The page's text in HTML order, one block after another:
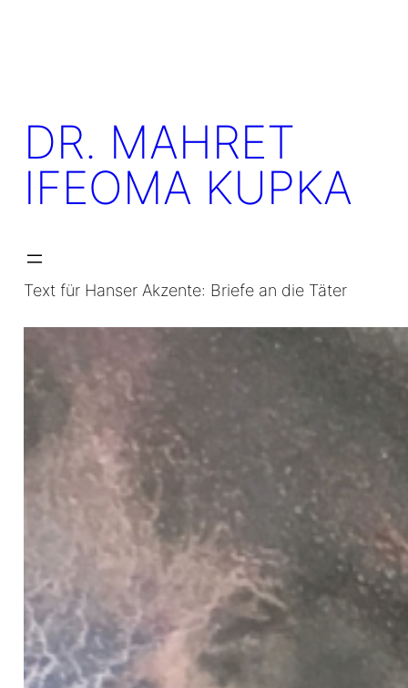
DR. MAHRET
IFEOMA KUPKA
Text für Hanser Akzente: Briefe an die Täter